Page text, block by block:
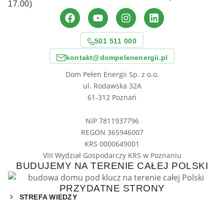
17.00)
501 511 000
kontakt@dompelenenergii.pl
Dom Pełen Energii Sp. z o.o.
ul. Rodawska 32A
61-312 Poznań
NIP 7811937796
REGON 365946007
KRS 0000649001
VIII Wydział Gospodarczy KRS w Poznaniu
BUDUJEMY NA TERENIE CAŁEJ POLSKI
PRZYDATNE STRONY
STREFA WIEDZY